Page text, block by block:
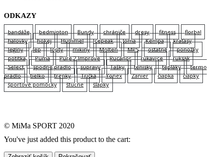
ODKAZY
bandáže bedminton Bundy chrániče dresy fitness
florbal
halovky
hokej Hummel Icepeak Joma Kempa
kraťasy
legíny
lep lopty mikiny Molten MPS ostatné
ponožky
potítka
Puma Pure 2 Improve Rucanor rukavice
ruksak
Select
spodne pradlo súpravy Tašky tenisky tepláky
termo
prádlo
tielko trenky Tričká Yonex Zanier čiapka
čiapky
športové pomôcky
štucne šľapky
© MiMa SPORT 2020
You've just added this product to the cart: